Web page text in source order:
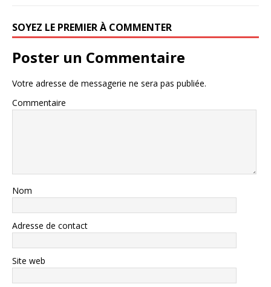
SOYEZ LE PREMIER À COMMENTER
Poster un Commentaire
Votre adresse de messagerie ne sera pas publiée.
Commentaire
Nom
Adresse de contact
Site web